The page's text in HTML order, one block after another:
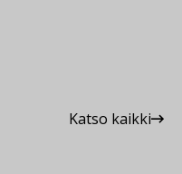
Katso kaikki